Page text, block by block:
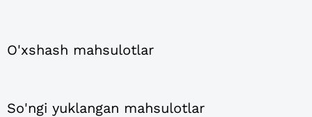
O'xshash mahsulotlar
So'ngi yuklangan mahsulotlar